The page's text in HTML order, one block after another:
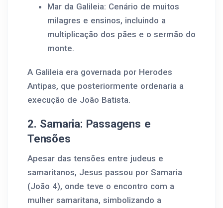
Mar da Galileia: Cenário de muitos
milagres e ensinos, incluindo a
multiplicação dos pães e o sermão do
monte.
A Galileia era governada por Herodes
Antipas, que posteriormente ordenaria a
execução de João Batista.
2. Samaria: Passagens e
Tensões
Apesar das tensões entre judeus e
samaritanos, Jesus passou por Samaria
(João 4), onde teve o encontro com a
mulher samaritana, simbolizando a